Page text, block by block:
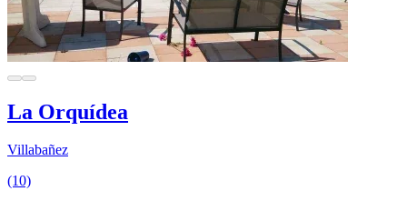
La Orquídea
Villabañez
(10)